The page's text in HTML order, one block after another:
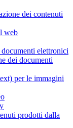
dei contenuti
web
elettronici
dei documenti
per le immagini
prodotti dalla